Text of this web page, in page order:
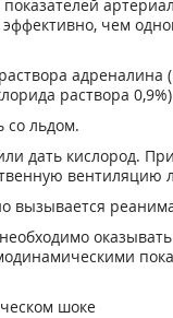
чем
адреналина
раствора
со льдом.
дать кислород.
вентиляцию
вызывается
шоке